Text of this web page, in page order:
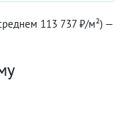
113 737 ₽/м²) —